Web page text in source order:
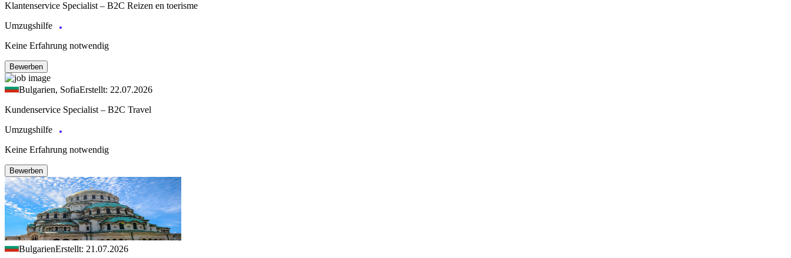
Klantenservice Specialist – B2C Reizen en toerisme
Umzugshilfe
Keine Erfahrung notwendig
Bewerben
Bulgarien, SofiaErstellt: 22.07.2026
Kundenservice Specialist – B2C Travel
Umzugshilfe
Keine Erfahrung notwendig
Bewerben
BulgarienErstellt: 21.07.2026